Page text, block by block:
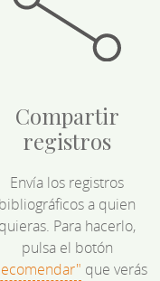
Compartir
registros
Envía los registros
a quien
Para hacerlo,
pulsa el botón
que verás